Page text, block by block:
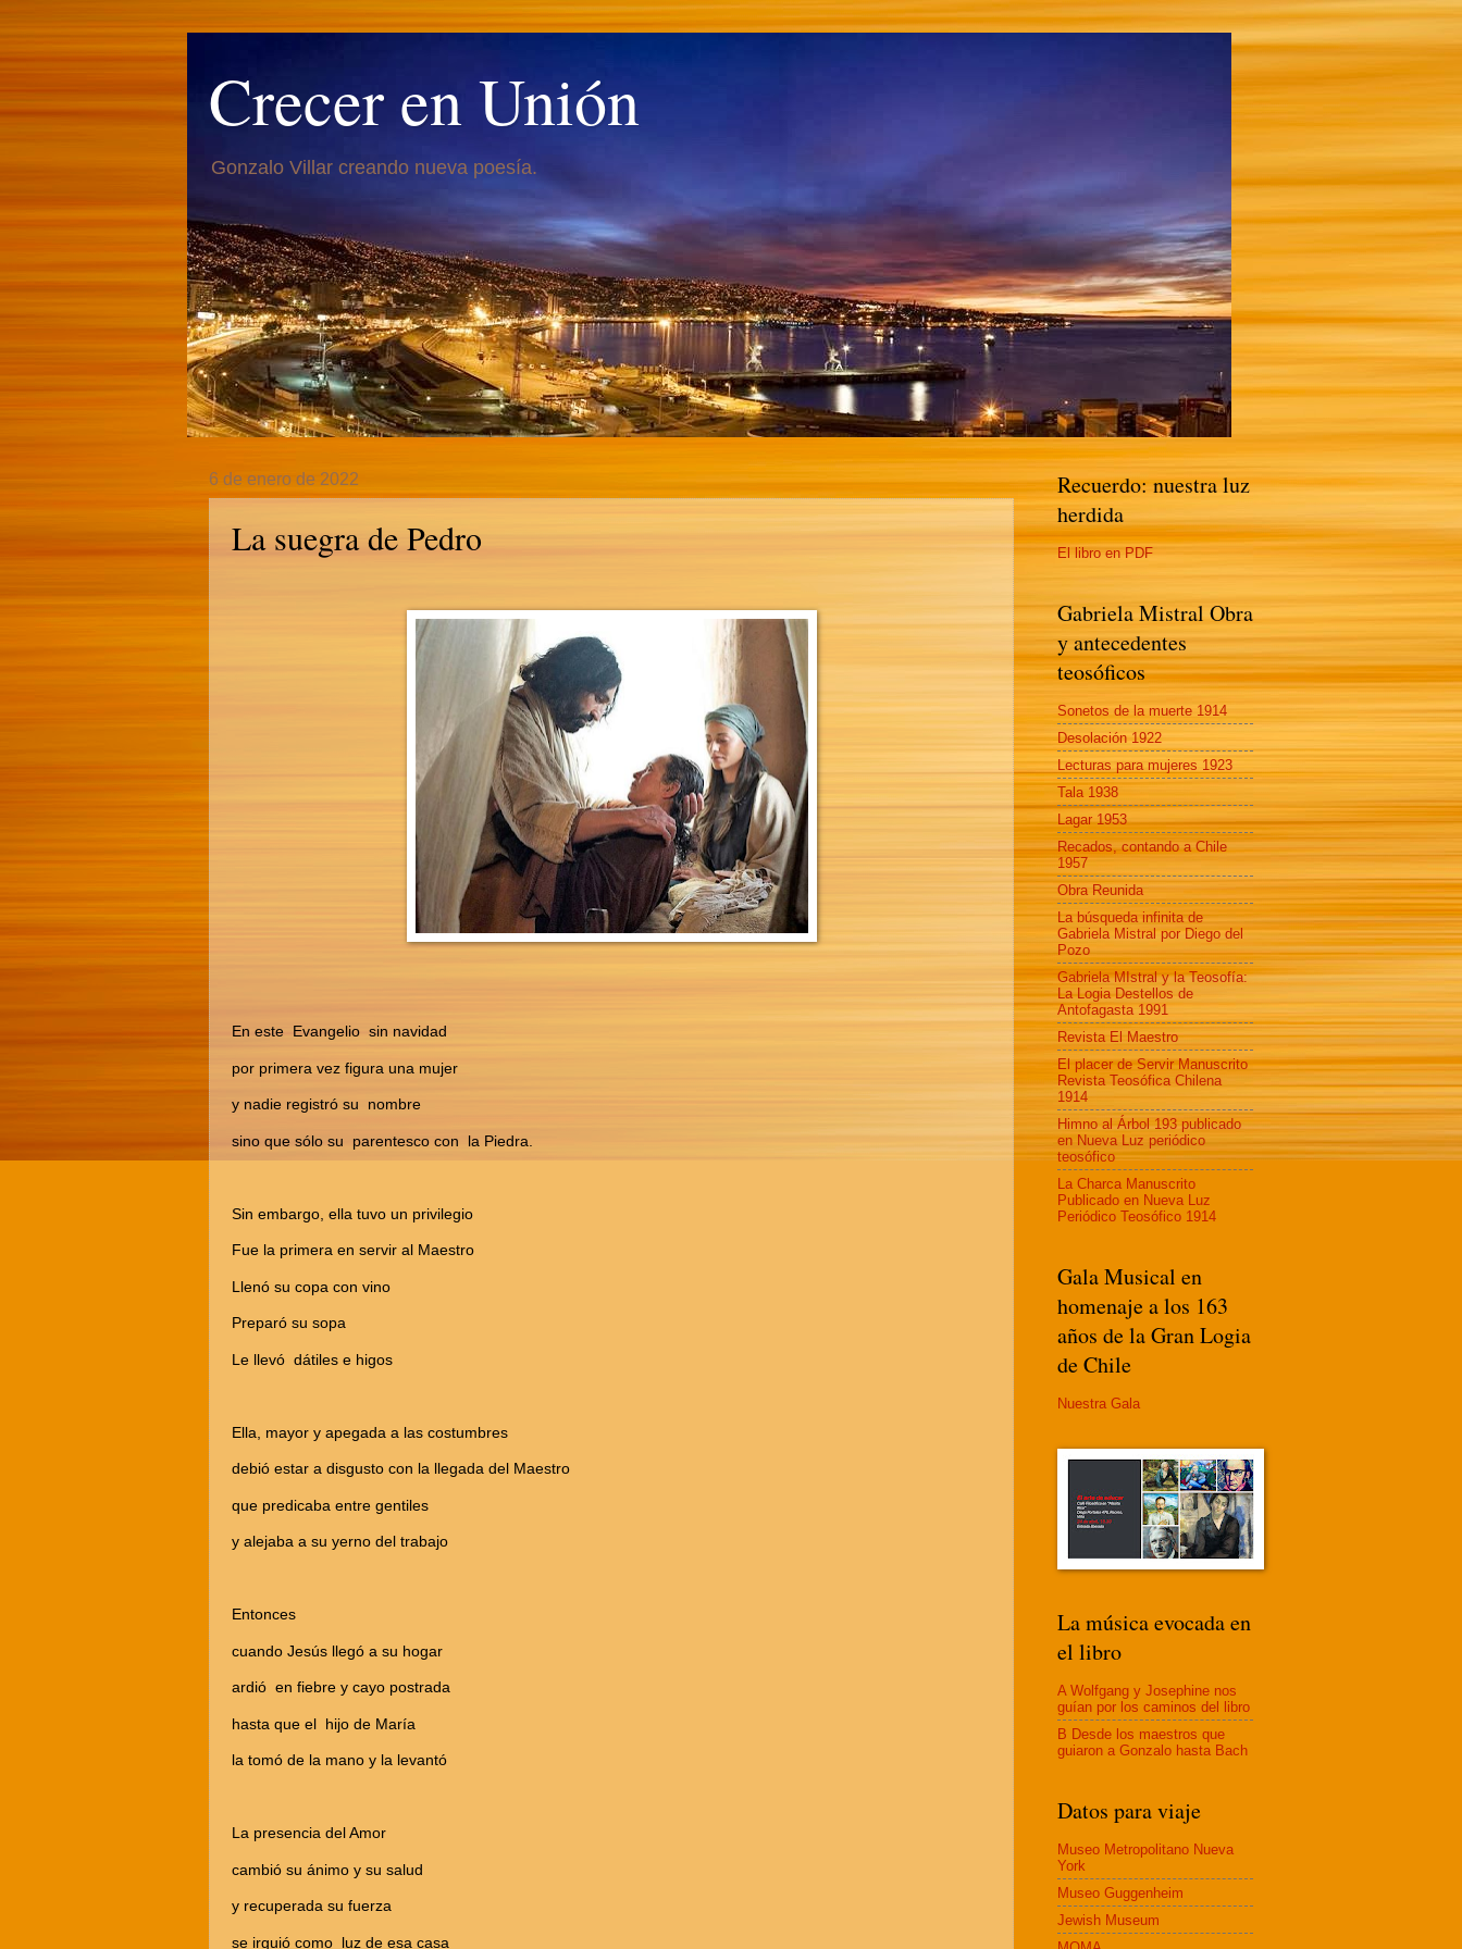
Crecer en Unión
Gonzalo Villar creando nueva poesía.
6 de enero de 2022
La suegra de Pedro
En este Evangelio sin navidad
por primera vez figura una mujer
y nadie registró su nombre
sino que sólo su parentesco con la Piedra.
Sin embargo, ella tuvo un privilegio
Fue la primera en servir al Maestro
Llenó su copa con vino
Preparó su sopa
Le llevó dátiles e higos
Ella, mayor y apegada a las costumbres
debió estar a disgusto con la llegada del Maestro
que predicaba entre gentiles
y alejaba a su yerno del trabajo
Entonces
cuando Jesús llegó a su hogar
ardió en fiebre y cayo postrada
hasta que el hijo de María
la tomó de la mano y la levantó
La presencia del Amor
cambió su ánimo y su salud
y recuperada su fuerza
se irguió como luz de esa casa
Recuerdo: nuestra luz
herdida
El libro en PDF
Gabriela Mistral Obra
y antecedentes
teosóficos
Sonetos de la muerte 1914
Desolación 1922
Lecturas para mujeres 1923
Tala 1938
Lagar 1953
Recados, contando a Chile
1957
Obra Reunida
La búsqueda infinita de
Gabriela Mistral por Diego del
Pozo
Gabriela MIstral y la Teosofía:
La Logia Destellos de
Antofagasta 1991
Revista El Maestro
El placer de Servir Manuscrito
Revista Teosófica Chilena
1914
Himno al Árbol 193 publicado
en Nueva Luz periódico
teosófico
La Charca Manuscrito
Publicado en Nueva Luz
Periódico Teosófico 1914
Gala Musical en
homenaje a los 163
años de la Gran Logia
de Chile
Nuestra Gala
La música evocada en
el libro
A Wolfgang y Josephine nos
guían por los caminos del libro
B Desde los maestros que
guiaron a Gonzalo hasta Bach
Datos para viaje
Museo Metropolitano Nueva
York
Museo Guggenheim
Jewish Museum